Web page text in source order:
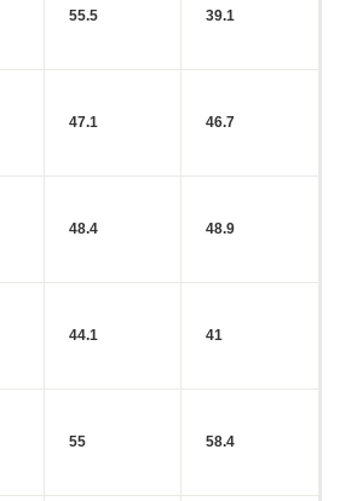
55.5 39.1
47.1 46.7
48.4 48.9
44.1 41
55 58.4